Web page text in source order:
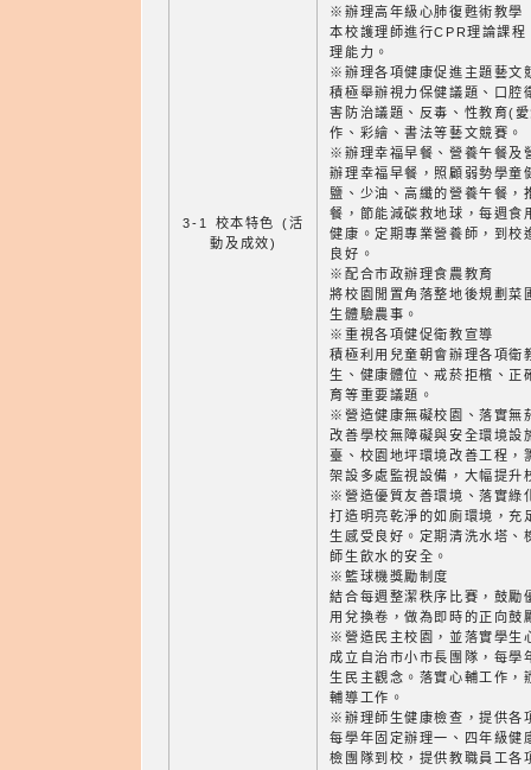
3-1 校本特色 (活
動及成效)
※辦理高年級心肺復甦術教學
本校護理師進行CPR理論課
理能力。
※辦理各項健康促進主題藝文
積極舉辦視力保健議題、口腔
害防治議題、反毒、性教育(
作、彩繪、書法等藝文競賽。
※辦理幸福早餐、營養午餐及
辦理幸福早餐，照顧弱勢學童
鹽、少油、高纖的營養午餐
餐，節能減碳救地球，每週食
健康。定期專業營養師，到校
良好。
※配合市政辦理食農教育
將校園閒置角落整地後規劃菜
生體驗農事。
※重視各項健促衛教宣導
積極利用兒童朝會辦理各項衛
生、健康體位、戒菸拒檳、正
育等重要議題。
※營造健康無礙校園、落實無
改善學校無障礙與安全環境設
臺、校園地坪環境改善工程，
架設多處監視設備，大幅提升
※營造優質友善環境、落實綠
打造明亮乾淨的如廁環境，充
生感受良好。定期清洗水塔、
師生飲水的安全。
※籃球機獎勵制度
結合每週整潔秩序比賽，鼓勵
用兌換卷，做為即時的正向鼓
※營造民主校園，並落實學生
成立自治市小市長團隊，每學
生民主觀念。落實心輔工作，
輔導工作。
※辦理師生健康檢查，提供各
每學年固定辦理一、四年級健
檢團隊到校，提供教職員工各